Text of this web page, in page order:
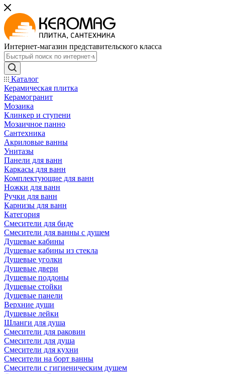
Интернет-магазин представительского класса
Каталог
Керамическая плитка
Керамогранит
Мозаика
Клинкер и ступени
Мозаичное панно
Сантехника
Акриловые ванны
Унитазы
Панели для ванн
Каркасы для ванн
Комплектующие для ванн
Ножки для ванн
Ручки для ванн
Карнизы для ванн
Категория
Смесители для биде
Смесители для ванны с душем
Душевые кабины
Душевые кабины из стекла
Душевые уголки
Душевые двери
Душевые поддоны
Душевые стойки
Душевые панели
Верхние души
Душевые лейки
Шланги для душа
Смесители для раковин
Смесители для душа
Смесители для кухни
Смесители на борт ванны
Смесители с гигиеническим душем